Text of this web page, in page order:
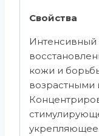
Свойства
Интенсивный
кожи и
возрастными
укрепляющее